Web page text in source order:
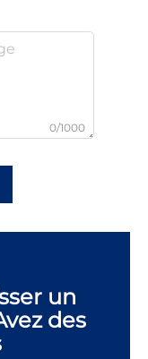
0/1000
un
des